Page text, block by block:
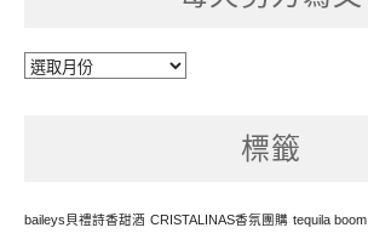
每
標籤
baileys貝禮詩香甜酒 CRISTALINAS香氛團購 tequila boom